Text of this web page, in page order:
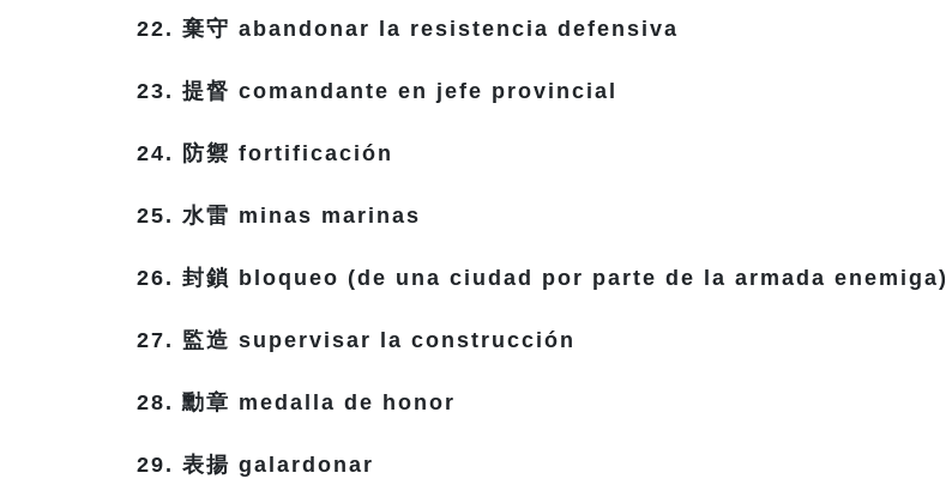
22. 棄守 abandonar la resistencia defensiva
23. 提督 comandante en jefe provincial
24. 防禦 fortificación
25. 水雷 minas marinas
26. 封鎖 bloqueo (de una ciudad por parte de la armada enemiga)
27. 監造 supervisar la construcción
28. 勳章 medalla de honor
29. 表揚 galardonar